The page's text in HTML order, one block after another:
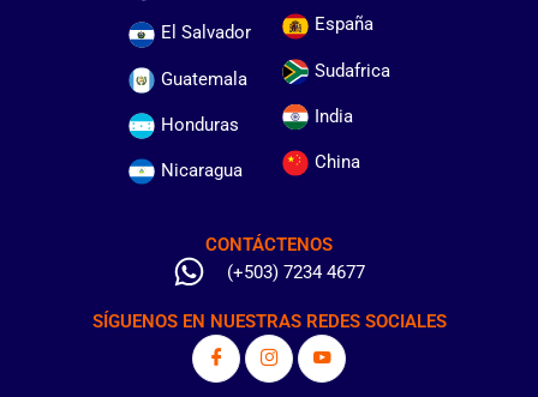
El Salvador
Guatemala
Honduras
Nicaragua
España
Sudafrica
India
China
CONTÁCTENOS
(+503) 7234 4677
SÍGUENOS EN NUESTRAS REDES SOCIALES